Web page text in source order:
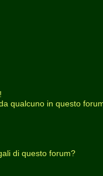
qualcuno in questo
di questo forum?